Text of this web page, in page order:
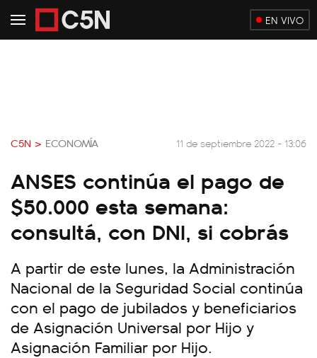
EN VIVO
C5N > ECONOMÍA 11 de septiembre 2022 - 13:06
ANSES continúa el pago de
$50.000 esta semana:
consultá, con DNI, si cobrás
A partir de este lunes, la Administración
Nacional de la Seguridad Social continúa
con el pago de jubilados y beneficiarios
de Asignación Universal por Hijo y
Asignación Familiar por Hijo.